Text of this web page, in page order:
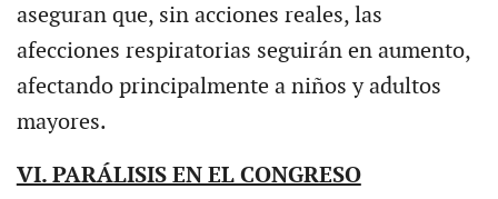
aseguran que, sin acciones reales, las
afecciones respiratorias seguirán en aumento,
afectando principalmente a niños y adultos
mayores.
VI. PARÁLISIS EN EL CONGRESO